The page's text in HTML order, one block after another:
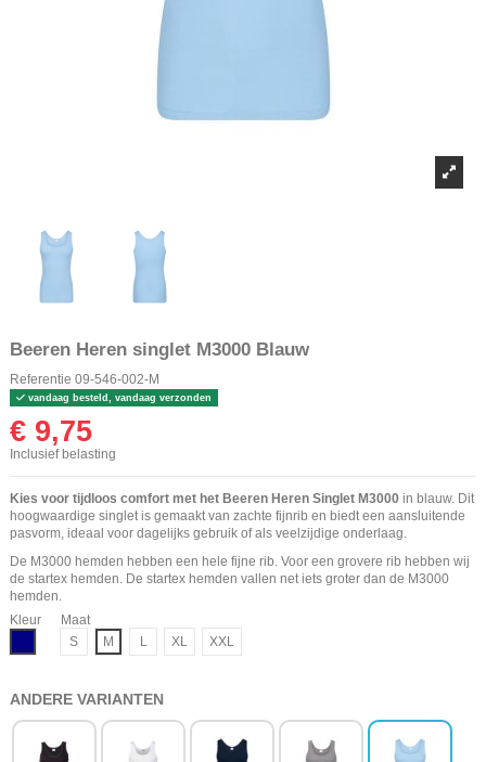
Beeren Heren singlet M3000 Blauw
Referentie 09-546-002-M
vandaag besteld, vandaag verzonden
€ 9,75
Inclusief belasting
Kies voor tijdloos comfort met het Beeren Heren Singlet M3000 in blauw. Dit
hoogwaardige singlet is gemaakt van zachte fijnrib en biedt een aansluitende
pasvorm, ideaal voor dagelijks gebruik of als veelzijdige onderlaag.
De M3000 hemden hebben een hele fijne rib. Voor een grovere rib hebben wij
de startex hemden. De startex hemden vallen net iets groter dan de M3000
hemden.
Kleur
Maat
S
M L XL XXL
ANDERE VARIANTEN